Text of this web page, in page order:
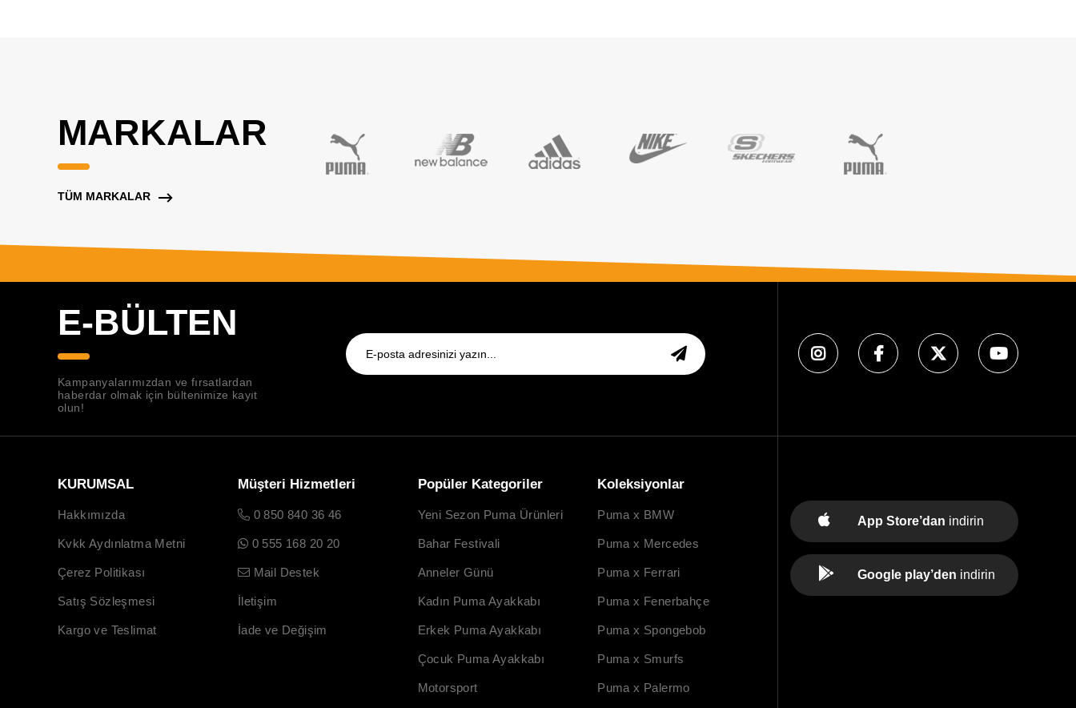
MARKALAR
TÜM MARKALAR
E-BÜLTEN
Kampanyalarımızdan ve fırsatlardan
haberdar olmak için bültenimize kayıt
olun!
KURUMSAL
Hakkımızda
Kvkk Aydınlatma Metni
Çerez Politikası
Satış Sözleşmesi
Kargo ve Teslimat
Müşteri Hizmetleri
0 850 840 36 46
0 555 168 20 20
Mail Destek
İletişim
İade ve Değişim
Popüler Kategoriler
Yeni Sezon Puma Ürünleri
Bahar Festivali
Anneler Günü
Kadın Puma Ayakkabı
Erkek Puma Ayakkabı
Çocuk Puma Ayakkabı
Motorsport
Koleksiyonlar
Puma x BMW
Puma x Mercedes
Puma x Ferrari
Puma x Fenerbahçe
Puma x Spongebob
Puma x Smurfs
Puma x Palermo
App Store’dan indirin
Google play’den indirin